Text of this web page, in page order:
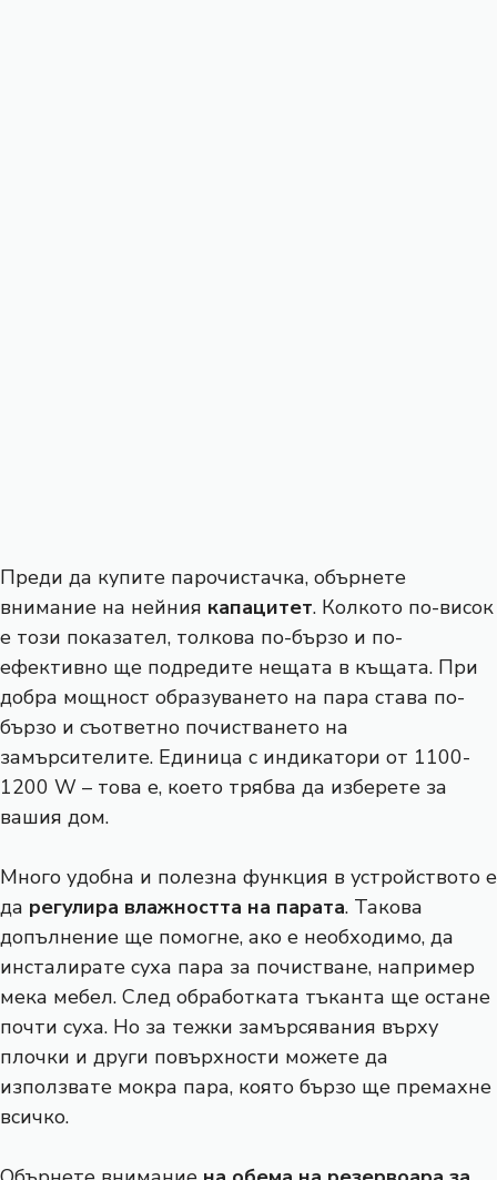
Преди да купите парочистачка, обърнете
внимание на нейния капацитет. Колкото по-висок
е този показател, толкова по-бързо и по-
ефективно ще подредите нещата в къщата. При
добра мощност образуването на пара става по-
бързо и съответно почистването на
замърсителите. Единица с индикатори от 1100-
1200 W – това е, което трябва да изберете за
вашия дом.
Много удобна и полезна функция в устройството е
да регулира влажността на парата. Такова
допълнение ще помогне, ако е необходимо, да
инсталирате суха пара за почистване, например
мека мебел. След обработката тъканта ще остане
почти суха. Но за тежки замърсявания върху
плочки и други повърхности можете да
използвате мокра пара, която бързо ще премахне
всичко.